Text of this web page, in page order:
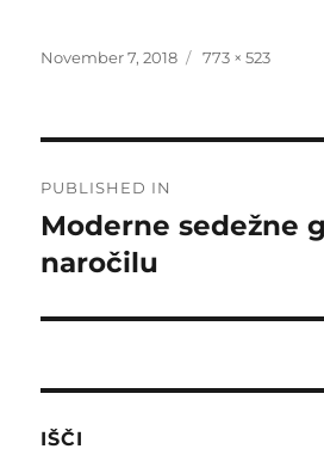
Posted
November 7, 2018
Full
773 × 523
navigation
PUBLISHED IN
Moderne sedežne
naročilu
IŠČI